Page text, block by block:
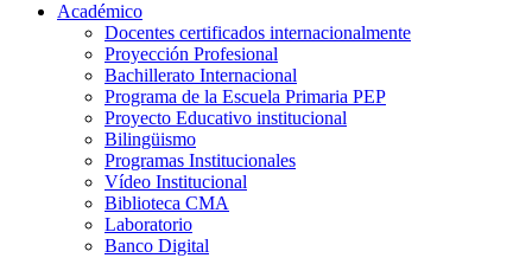
Académico
Docentes certificados internacionalmente
Proyección Profesional
Bachillerato Internacional
Programa de la Escuela Primaria PEP
Proyecto Educativo institucional
Bilingüismo
Programas Institucionales
Vídeo Institucional
Biblioteca CMA
Laboratorio
Banco Digital